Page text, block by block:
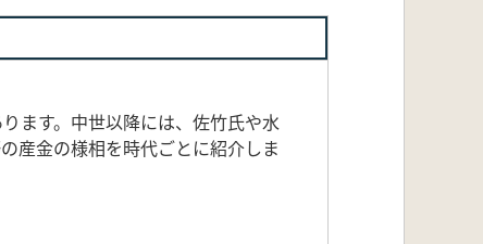
ます。中世以降には、佐竹氏や水
産金の様相を時代ごとに紹介しま